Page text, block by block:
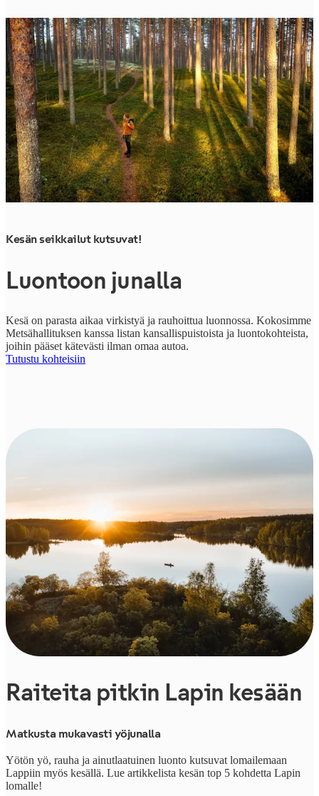
Luontoon junalla
Kesän seikkailut kutsuvat!
Kesä on parasta aikaa virkistyä ja rauhoittua luonnossa. Kokosimme
Metsähallituksen kanssa listan kansallispuistoista ja luontokohteista,
joihin pääset kätevästi ilman omaa autoa.
Tutustu kohteisiin
Raiteita pitkin Lapin kesään
Matkusta mukavasti yöjunalla
Yötön yö, rauha ja ainutlaatuinen luonto kutsuvat lomailemaan
Lappiin myös kesällä. Lue artikkelista kesän top 5 kohdetta Lapin
lomalle!